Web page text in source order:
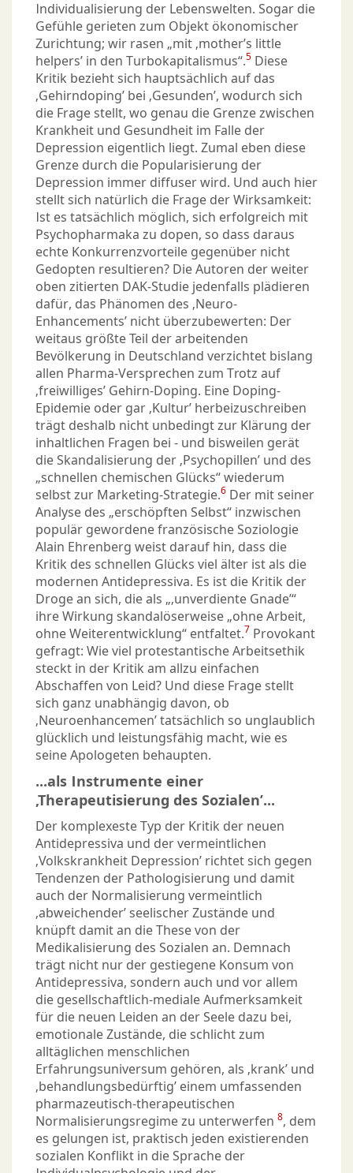
Individualisierung der Lebenswelten. Sogar die
Gefühle gerieten zum Objekt ökonomischer
Zurichtung; wir rasen „mit ‚mother’s little
helpers’ in den Turbokapitalismus“.5 Diese
Kritik bezieht sich hauptsächlich auf das
‚Gehirndoping’ bei ‚Gesunden’, wodurch sich
die Frage stellt, wo genau die Grenze zwischen
Krankheit und Gesundheit im Falle der
Depression eigentlich liegt. Zumal eben diese
Grenze durch die Popularisierung der
Depression immer diffuser wird. Und auch hier
stellt sich natürlich die Frage der Wirksamkeit:
Ist es tatsächlich möglich, sich erfolgreich mit
Psychopharmaka zu dopen, so dass daraus
echte Konkurrenzvorteile gegenüber nicht
Gedopten resultieren? Die Autoren der weiter
oben zitierten DAK-Studie jedenfalls plädieren
dafür, das Phänomen des ‚Neuro-
Enhancements’ nicht überzubewerten: Der
weitaus größte Teil der arbeitenden
Bevölkerung in Deutschland verzichtet bislang
allen Pharma-Versprechen zum Trotz auf
‚freiwilliges’ Gehirn-Doping. Eine Doping-
Epidemie oder gar ‚Kultur’ herbeizuschreiben
trägt deshalb nicht unbedingt zur Klärung der
inhaltlichen Fragen bei - und bisweilen gerät
die Skandalisierung der ‚Psychopillen’ und des
„schnellen chemischen Glücks“ wiederum
selbst zur Marketing-Strategie.6 Der mit seiner
Analyse des „erschöpften Selbst“ inzwischen
populär gewordene französische Soziologie
Alain Ehrenberg weist darauf hin, dass die
Kritik des schnellen Glücks viel älter ist als die
modernen Antidepressiva. Es ist die Kritik der
Droge an sich, die als „‚unverdiente Gnade’“
ihre Wirkung skandalöserweise „ohne Arbeit,
ohne Weiterentwicklung“ entfaltet.7 Provokant
gefragt: Wie viel protestantische Arbeitsethik
steckt in der Kritik am allzu einfachen
Abschaffen von Leid? Und diese Frage stellt
sich ganz unabhängig davon, ob
‚Neuroenhancemen’ tatsächlich so unglaublich
glücklich und leistungsfähig macht, wie es
seine Apologeten behaupten.
...als Instrumente einer
‚Therapeutisierung des Sozialen’...
Der komplexeste Typ der Kritik der neuen
Antidepressiva und der vermeintlichen
‚Volkskrankheit Depression’ richtet sich gegen
Tendenzen der Pathologisierung und damit
auch der Normalisierung vermeintlich
‚abweichender’ seelischer Zustände und
knüpft damit an die These von der
Medikalisierung des Sozialen an. Demnach
trägt nicht nur der gestiegene Konsum von
Antidepressiva, sondern auch und vor allem
die gesellschaftlich-mediale Aufmerksamkeit
für die neuen Leiden an der Seele dazu bei,
emotionale Zustände, die schlicht zum
alltäglichen menschlichen
Erfahrungsuniversum gehören, als ‚krank’ und
‚behandlungsbedürftig’ einem umfassenden
pharmazeutisch-therapeutischen
Normalisierungsregime zu unterwerfen 8, dem
es gelungen ist, praktisch jeden existierenden
sozialen Konflikt in die Sprache der